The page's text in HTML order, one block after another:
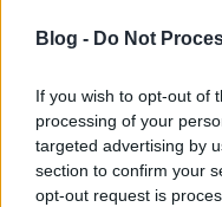
Blog - Do Not
If you wish to opt-out of
processing of your
targeted advertising by
section to confirm your
opt-out request is